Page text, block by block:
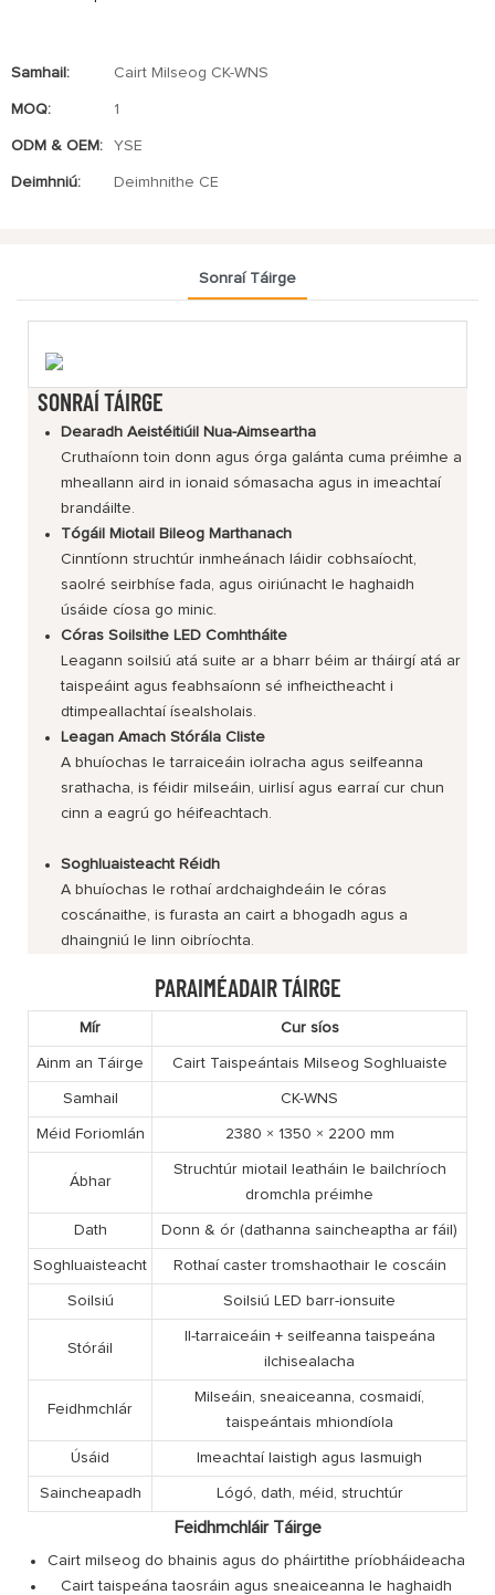
Samhail: Cairt Milseog CK-WNS
MOQ: 1
ODM & OEM: YSE
Deimhniú: Deimhnithe CE
Sonraí Táirge
SONRAÍ TÁIRGE
Dearadh Aeistéitiúil Nua-Aimseartha
Cruthaíonn toin donn agus órga galánta cuma préimhe a
mheallann aird in ionaid sómasacha agus in imeachtaí
brandáilte.
Tógáil Miotail Bileog Marthanach
Cinntíonn struchtúr inmheánach láidir cobhsaíocht,
saolré seirbhíse fada, agus oiriúnacht le haghaidh
úsáide cíosa go minic.
Córas Soilsithe LED Comhtháite
Leagann soilsiú atá suite ar a bharr béim ar tháirgí atá ar
taispeáint agus feabhsaíonn sé infheictheacht i
dtimpeallachtaí ísealsholais.
Leagan Amach Stórála Cliste
A bhuíochas le tarraiceáin iolracha agus seilfeanna
srathacha, is féidir milseáin, uirlisí agus earraí cur chun
cinn a eagrú go héifeachtach.
Soghluaisteacht Réidh
A bhuíochas le rothaí ardchaighdeáin le córas
coscánaithe, is furasta an cairt a bhogadh agus a
dhaingniú le linn oibríochta.
PARAIMÉADAIR TÁIRGE
Mír Cur síos
Ainm an Táirge Cairt Taispeántais Milseog Soghluaiste
Samhail CK-WNS
Méid Foriomlán 2380 × 1350 × 2200 mm
Ábhar
Struchtúr miotail leatháin le bailchríoch
dromchla préimhe
Dath Donn & ór (dathanna saincheaptha ar fáil)
Soghluaisteacht Rothaí caster tromshaothair le coscáin
Soilsiú Soilsiú LED barr-ionsuite
Stóráil
Il-tarraiceáin + seilfeanna taispeána
ilchisealacha
Feidhmchlár
Milseáin, sneaiceanna, cosmaidí,
taispeántais mhiondíola
Úsáid Imeachtaí laistigh agus lasmuigh
Saincheapadh Lógó, dath, méid, struchtúr
Feidhmchláir Táirge
Cairt milseog do bhainis agus do pháirtithe príobháideacha
Cairt taispeána taosráin agus sneaiceanna le haghaidh